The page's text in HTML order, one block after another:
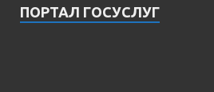
ПОРТАЛ ГОСУСЛУГ